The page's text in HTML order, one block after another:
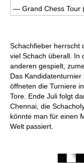
— Grand Chess Tour
Schachfieber herrscht
viel Schach überall. In
anderen gespielt,
Das
öffneten die Turniere
Tore. Ende Juli folgt
Chennai, die
könnte man für einen
Welt passiert.